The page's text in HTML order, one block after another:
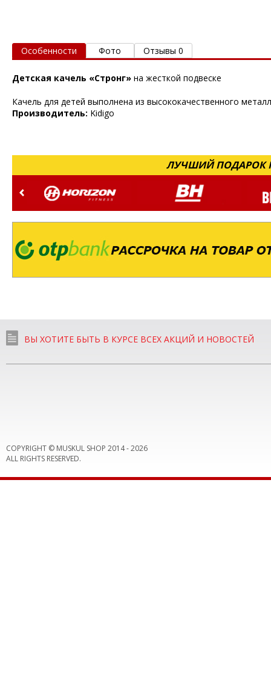
Особенности Фото Отзывы 0
Детская качель «Стронг» на жесткой подвеске
Качель для детей выполнена из высококачественного
Производитель: Kidigo
ЛУЧШИЙ ПОДАРОК
ВЫ ХОТИТЕ БЫТЬ В КУРСЕ ВСЕХ АКЦИЙ И НОВОСТЕЙ
COPYRIGHT © MUSKUL SHOP 2014 -2026
ALL RIGHTS RESERVED.